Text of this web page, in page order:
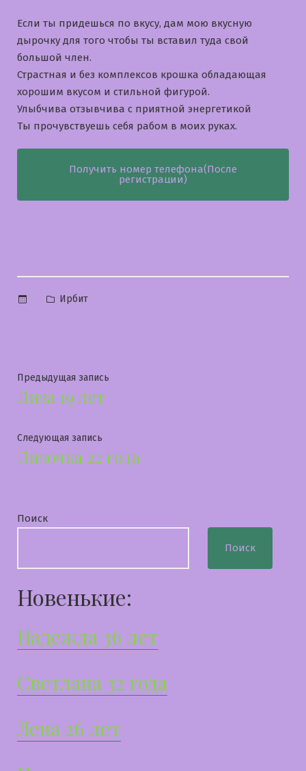
Если ты придешься по вкусу, дам мою вкусную
дырочку для того чтобы ты вставил туда свой
большой член.
Страстная и без комплексов крошка обладающая
хорошим вкусом и стильной фигурой.
Улыбчива отзывчива с приятной энергетикой
Ты прочувствуешь себя рабом в моих руках.
Получить номер телефона(После
регистрации)
Опубликовано
Ирбит
Навигация
по
записям
Предыдущая запись
Лиза 19 лет
Следующая запись
запись:
Лизочка 22 года
Поиск
Поиск
Новенькие:
Надежда 36 лет
Светлана 32 года
Лена 26 лет